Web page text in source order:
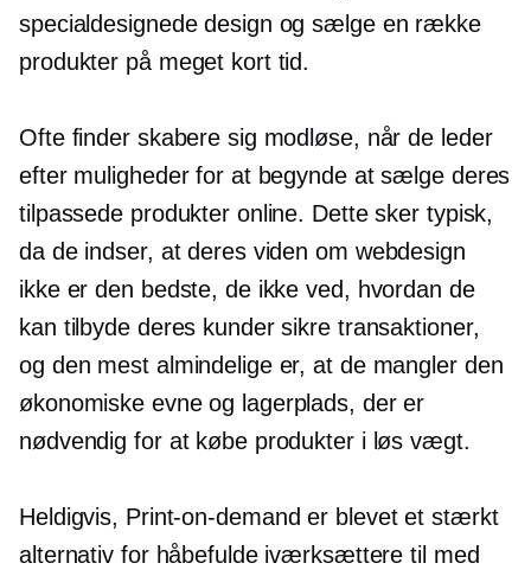
specialdesignede design og sælge en række
produkter på meget kort tid.
Ofte finder skabere sig modløse, når de leder
efter muligheder for at begynde at sælge deres
tilpassede produkter online. Dette sker typisk,
da de indser, at deres viden om webdesign
ikke er den bedste, de ikke ved, hvordan de
kan tilbyde deres kunder sikre transaktioner,
og den mest almindelige er, at de mangler den
økonomiske evne og lagerplads, der er
nødvendig for at købe produkter i løs vægt.
Heldigvis, Print-on-demand er blevet et stærkt
alternativ for håbefulde iværksættere til med